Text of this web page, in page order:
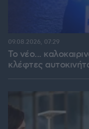
Το νέο...
κλέφτες
09.08.2026, 07:29